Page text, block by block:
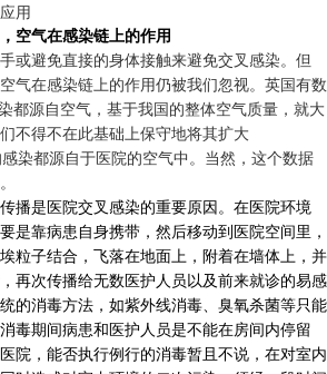
用
空气在感染链上的作用
或避免直接的身体接触来避免交叉感染。但
气在感染链上的作用仍被我们忽视。英国有数
都源自空气，基于我国的整体空气质量，就大
不得不在此基础上保守地将其扩大
感染都源自于医院的空气中。当然，这个数据
播是医院交叉感染的重要原因。在医院环境
是靠病患自身携带，然后移动到医院空间里，
粒子结合，飞落在地面上，附着在墙体上，并
再次传播给无数医护人员以及前来就诊的易感
的消毒方法，如紫外线消毒、臭氧杀菌等只能
毒期间病患和医护人员是不能在房间内停留
院，能否执行例行的消毒暂且不说，在对室内